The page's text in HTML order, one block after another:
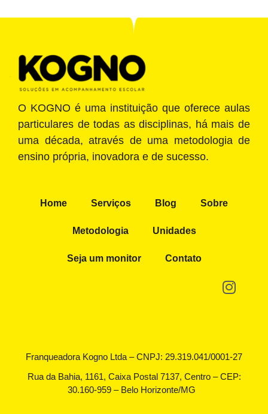
O KOGNO é uma instituição que oferece aulas
particulares de todas as disciplinas, há mais de
uma década, através de uma metodologia de
ensino própria, inovadora e de sucesso.
Home Serviços Blog Sobre
Metodologia Unidades
Seja um monitor Contato
Franqueadora Kogno Ltda – CNPJ: 29.319.041/0001-27
Rua da Bahia, 1161, Caixa Postal 7137, Centro – CEP:
30.160-959 – Belo Horizonte/MG